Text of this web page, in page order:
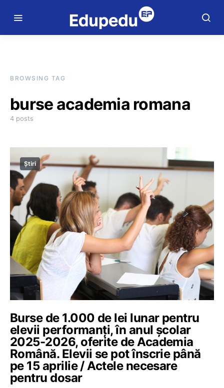
BROWSING TAG
burse academia romana
4 posts
Știri
Burse de 1.000 de lei lunar pentru
elevii performanți, în anul școlar
2025-2026, oferite de Academia
Română. Elevii se pot înscrie până
pe 15 aprilie / Actele necesare
pentru dosar